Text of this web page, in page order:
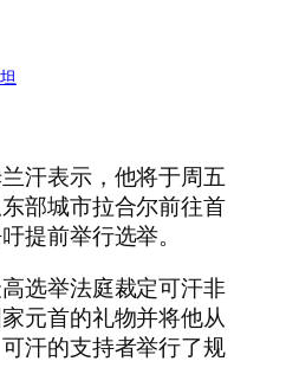
汗表示，他将于周五
部城市拉合尔前往首
提前举行选举。
选举法庭裁定可汗非
元首的礼物并将他从
汗的支持者举行了规